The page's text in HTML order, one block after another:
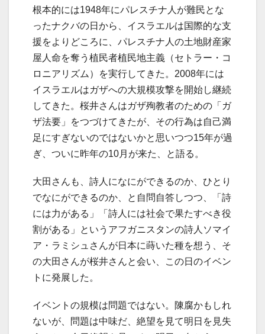
根本的には1948年にパレスチナ人が難民とな
ったナクバの日から、イスラエルは国際的な支
援をよりどころに、パレスチナ人の土地財産家
屋人命を奪う植民者植民地主義（セトラー・コ
ロニアリズム）を実行してきた。2008年には
イスラエルはガザへの大規模攻撃を開始し継続
してきた。桜井さんはガザ殉教者のための「ガ
ザ法要」をつづけてきたが、その行為は自己満
足にすぎないのではないかと思いつつ15年が過
ぎ、ついに昨年の10月が来た、と語る。
大田さんも、詩人になにができるのか、ひとり
でなにができるのか、と自問自答しつつ、「詩
には力がある」「詩人には社会で果たすべき役
割がある」というアフガニスタンの詩人ソマイ
ア・ラミシュさんが日本に蒔いた種を想う、そ
の大田さんが桜井さんと会い、この日のイベン
トに発展した。
イベントの規模は問題ではない。陳腐かもしれ
ないが、問題は中味だ、絶望を見て明日を見失